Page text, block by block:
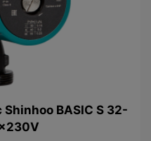
BASIC S 32-